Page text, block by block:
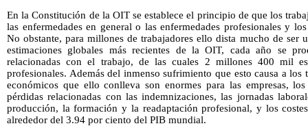
En la Constitución de la OIT se establece el principio de que los
las enfermedades en general o las enfermedades profesionales y
No obstante, para millones de trabajadores ello dista mucho de ser
estimaciones globales más recientes de la OIT, cada año se
relacionadas con el trabajo, de las cuales 2 millones 400 mil
profesionales. Además del inmenso sufrimiento que esto causa a los
económicos que ello conlleva son enormes para las empresas,
pérdidas relacionadas con las indemnizaciones, las jornadas
producción, la formación y la readaptación profesional, y los
alrededor del 3.94 por ciento del PIB mundial.